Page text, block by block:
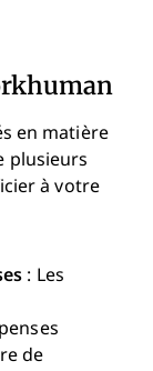
en matière
plusieurs
à votre
: Les
de